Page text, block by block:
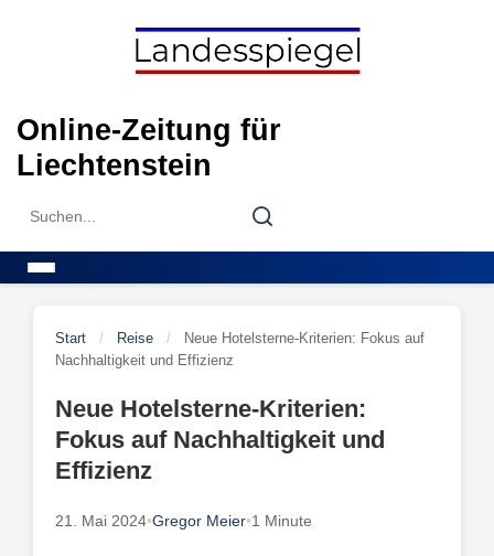
Online-Zeitung für
Liechtenstein
Search
Search
Start / Reise /
Neue Hotelsterne-Kriterien: Fokus auf
Nachhaltigkeit und Effizienz
Neue Hotelsterne-Kriterien:
Fokus auf Nachhaltigkeit und
Effizienz
21. Mai 2024•Gregor Meier•1 Minute